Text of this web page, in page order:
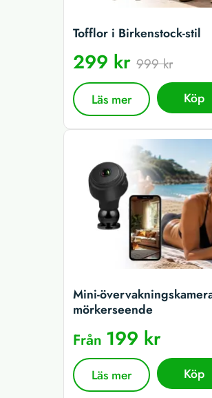
Tofflor i Birkenstock-stil
299 kr 999 kr
Läs mer Köp
Mini-
mörkerseende
Från 199 kr
Läs mer Köp